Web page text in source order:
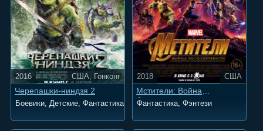
Черепашки-ниндзя 2
Боевики, Детские, Фантастика
США, Гонконг
2016
Мстители: Война
бесконечности
Фантастика, Фэнтези
США
2018